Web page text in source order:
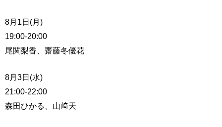
8月1日(月)
19:00-20:00
尾関梨香、齋藤冬優花
8月3日(水)
21:00-22:00
森田ひかる、山﨑天